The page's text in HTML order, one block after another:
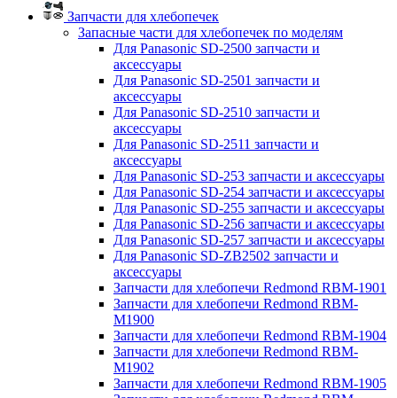
Запчасти для хлебопечек
Запасные части для хлебопечек по моделям
Для Panasonic SD-2500 запчасти и
аксессуары
Для Panasonic SD-2501 запчасти и
аксессуары
Для Panasonic SD-2510 запчасти и
аксессуары
Для Panasonic SD-2511 запчасти и
аксессуары
Для Panasonic SD-253 запчасти и аксессуары
Для Panasonic SD-254 запчасти и аксессуары
Для Panasonic SD-255 запчасти и аксессуары
Для Panasonic SD-256 запчасти и аксессуары
Для Panasonic SD-257 запчасти и аксессуары
Для Panasonic SD-ZB2502 запчасти и
аксессуары
Запчасти для хлебопечи Redmond RBM-1901
Запчасти для хлебопечи Redmond RBM-
M1900
Запчасти для хлебопечи Redmond RBM-1904
Запчасти для хлебопечи Redmond RBM-
M1902
Запчасти для хлебопечи Redmond RBM-1905